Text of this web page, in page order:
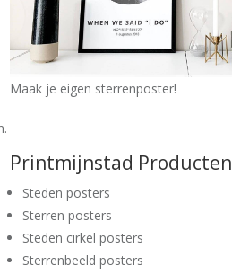
Maak je eigen sterrenposter!
Printmijnstad Producten
Steden posters
Sterren posters
Steden cirkel posters
Sterrenbeeld posters